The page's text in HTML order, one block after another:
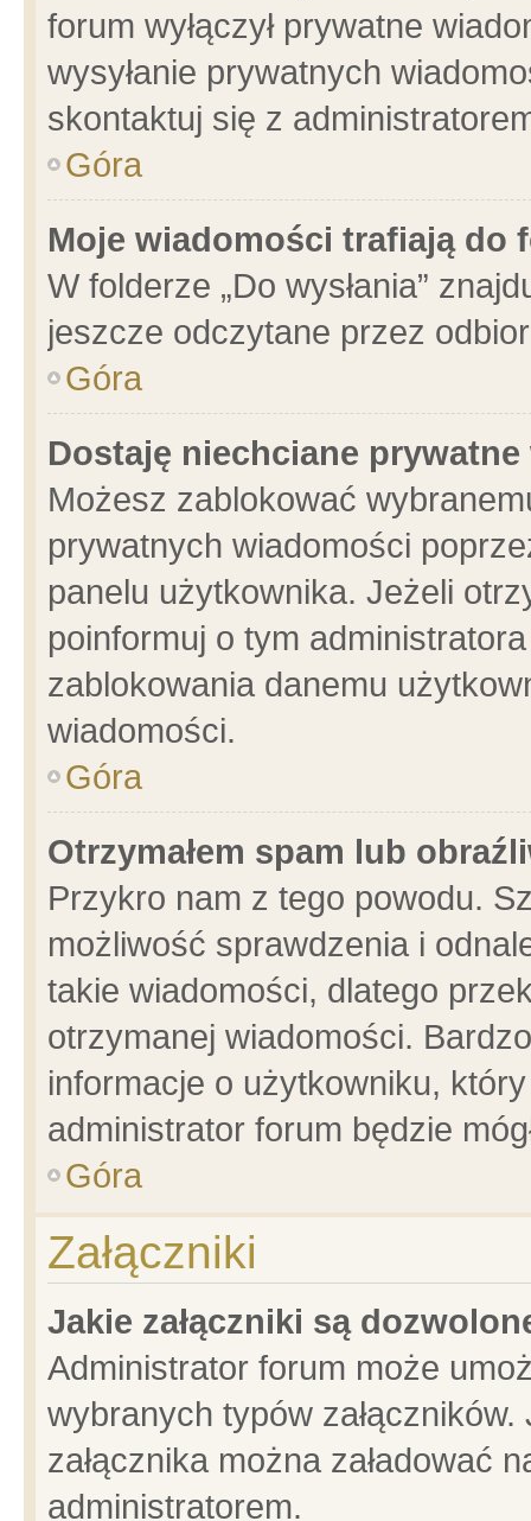
forum wyłączył prywatne
wysyłanie prywatnych
skontaktuj się z
Góra
Moje wiadomości trafiają do
W folderze „Do wysłania”
jeszcze odczytane przez
Góra
Dostaję niechciane
Możesz zablokować
prywatnych wiadomości
panelu użytkownika. Jeżeli
poinformuj o tym
zablokowania danemu
wiadomości.
Góra
Otrzymałem spam lub
Przykro nam z tego powodu.
możliwość sprawdzenia i
takie wiadomości, dlatego
otrzymanej wiadomości.
informacje o użytkowniku,
administrator forum będzie
Góra
Załączniki
Jakie załączniki są
Administrator forum może
wybranych typów
załącznika można załadować
administratorem.